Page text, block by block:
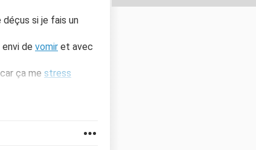
déçus si je fais un
de vomir et avec
ça me stress